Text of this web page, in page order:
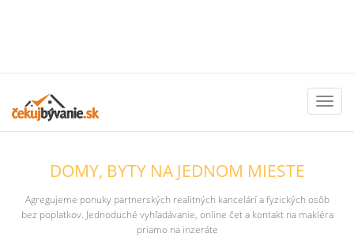
DOMY, BYTY NA JEDNOM MIESTE
Agregujeme ponuky partnerských realitných kancelárí a fyzických osôb
bez poplatkov. Jednoduché vyhľadávanie, online čet a kontakt na makléra
priamo na inzeráte